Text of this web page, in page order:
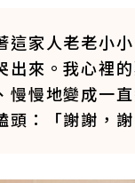
這家人老老小
出來。我心裡
慢慢地變成一
：「謝謝，